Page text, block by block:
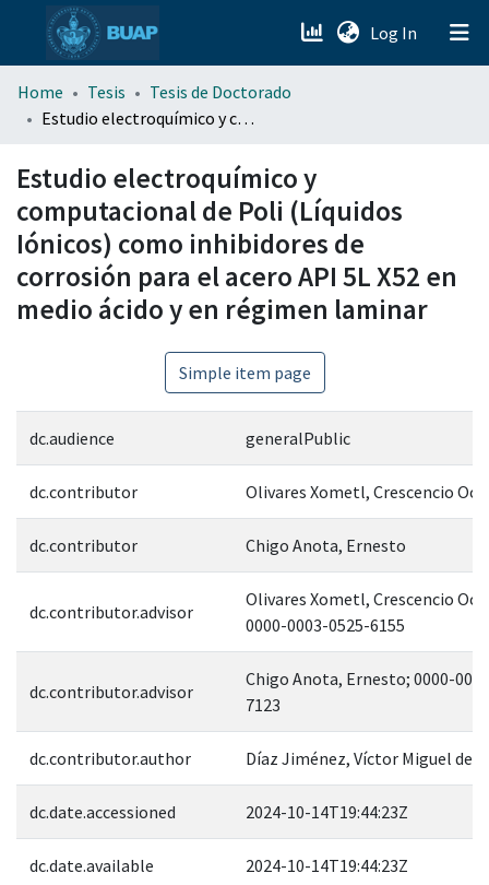
Log In (current)
menu.section.about_menu
Home Tesis
Tesis de Doctorado
Estudio electroquímico y computacional de Poli (Líquidos Iónicos) como inhibidores de corrosión para el acero API 5L X52 en medio ácido y en régimen laminar
Estudio electroquímico y
computacional de Poli (Líquidos
Iónicos) como inhibidores de
corrosión para el acero API 5L X52 en
medio ácido y en régimen laminar
Simple item page
dc.audience generalPublic
dc.contributor Olivares Xometl, Crescencio
dc.contributor Chigo Anota, Ernesto
dc.contributor.advisor
Olivares Xometl, Crescencio
0000-0003-0525-6155
dc.contributor.advisor
Chigo Anota, Ernesto; 0000-
7123
dc.contributor.author Díaz Jiménez, Víctor Miguel de
dc.date.accessioned 2024-10-14T19:44:23Z
dc.date.available 2024-10-14T19:44:23Z